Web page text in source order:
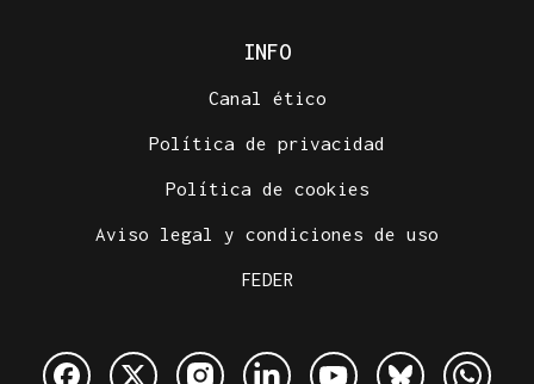
INFO
Canal ético
Política de privacidad
Política de cookies
Aviso legal y condiciones de uso
FEDER